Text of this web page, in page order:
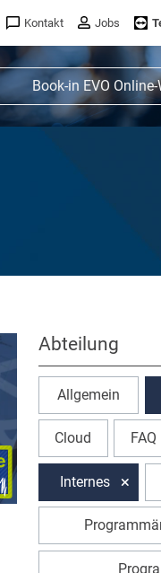
Kontakt Jobs
Book-in EVO
Abteilung
Allgemein
Cloud FAQ
Internes